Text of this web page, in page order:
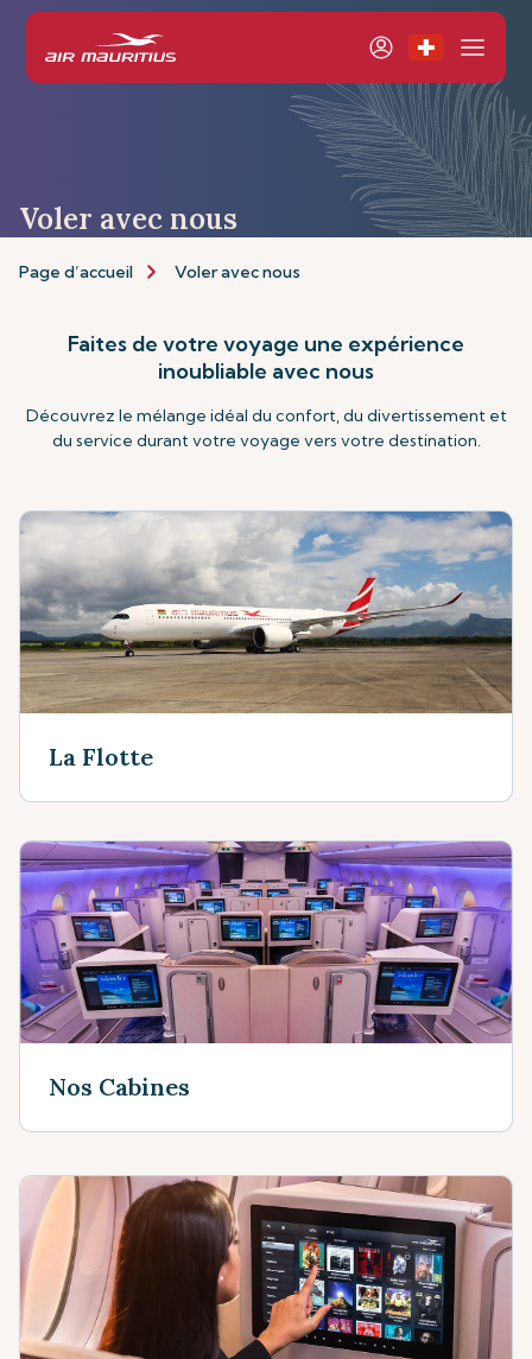
Voler avec nous
Page d’accueil Voler avec nous
Faites de votre voyage une expérience
inoubliable avec nous
Découvrez le mélange idéal du confort, du divertissement et
du service durant votre voyage vers votre destination.
La Flotte
Nos Cabines